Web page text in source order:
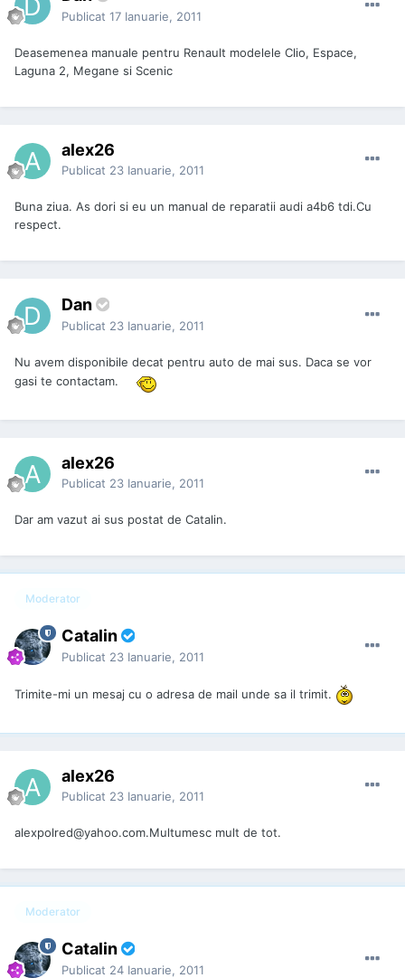
Publicat 17 Ianuarie, 2011
Deasemenea manuale pentru Renault modelele Clio, Espace,
Laguna 2, Megane si Scenic
alex26
Publicat 23 Ianuarie, 2011
Buna ziua. As dori si eu un manual de reparatii audi a4b6 tdi.Cu
respect.
Dan
Publicat 23 Ianuarie, 2011
Nu avem disponibile decat pentru auto de mai sus. Daca se vor
gasi te contactam.
alex26
Publicat 23 Ianuarie, 2011
Dar am vazut ai sus postat de Catalin.
Moderator
Catalin
Publicat 23 Ianuarie, 2011
Trimite-mi un mesaj cu o adresa de mail unde sa il trimit.
alex26
Publicat 23 Ianuarie, 2011
alexpolred@yahoo.com.Multumesc mult de tot.
Moderator
Catalin
Publicat 24 Ianuarie, 2011